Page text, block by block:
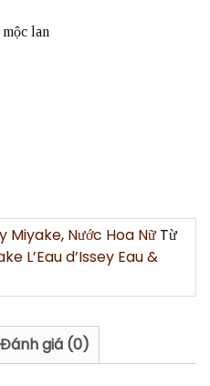
lan
Miyake, Nước Hoa Nữ Từ
L’Eau d’Issey Eau &
Đánh giá (0)